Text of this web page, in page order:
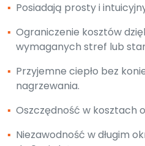
▪ Posiadają prosty i
▪ Ograniczenie kosztów
wymaganych stref lub
▪ Przyjemne ciepło bez
nagrzewania.
▪ Oszczędność w kosztach
▪ Niezawodność w długim